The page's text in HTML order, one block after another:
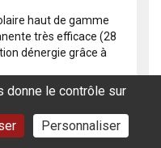
haut de gamme
très efficace (28
dénergie grâce à
Lire la suite
le contrôle sur
Personnaliser